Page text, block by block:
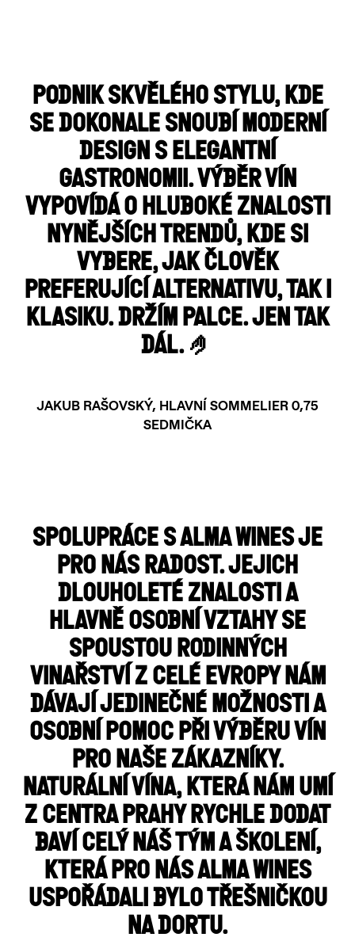
PODNIK SKVĚLÉHO STYLU, KDE
SE DOKONALE SNOUBÍ MODERNÍ
DESIGN S ELEGANTNÍ
GASTRONOMII. VÝBĚR VÍN
VYPOVÍDÁ O HLUBOKÉ ZNALOSTI
NYNĚJŠÍCH TRENDŮ, KDE SI
VYBERE, JAK ČLOVĚK
PREFERUJÍCÍ ALTERNATIVU, TAK I
KLASIKU. DRŽÍM PALCE. JEN TAK
DÁL. 🤌
JAKUB RAŠOVSKÝ, HLAVNÍ SOMMELIER 0,75
SEDMIČKA
SPOLUPRÁCE S ALMA WINES JE
PRO NÁS RADOST. JEJICH
DLOUHOLETÉ ZNALOSTI A
HLAVNĚ OSOBNÍ VZTAHY SE
SPOUSTOU RODINNÝCH
VINAŘSTVÍ Z CELÉ EVROPY NÁM
DÁVAJÍ JEDINEČNÉ MOŽNOSTI A
OSOBNÍ POMOC PŘI VÝBĚRU VÍN
PRO NAŠE ZÁKAZNÍKY.
NATURÁLNÍ VÍNA, KTERÁ NÁM UMÍ
Z CENTRA PRAHY RYCHLE DODAT
BAVÍ CELÝ NÁŠ TÝM A ŠKOLENÍ,
KTERÁ PRO NÁS ALMA WINES
USPOŘÁDALI BYLO TŘEŠNIČKOU
NA DORTU.